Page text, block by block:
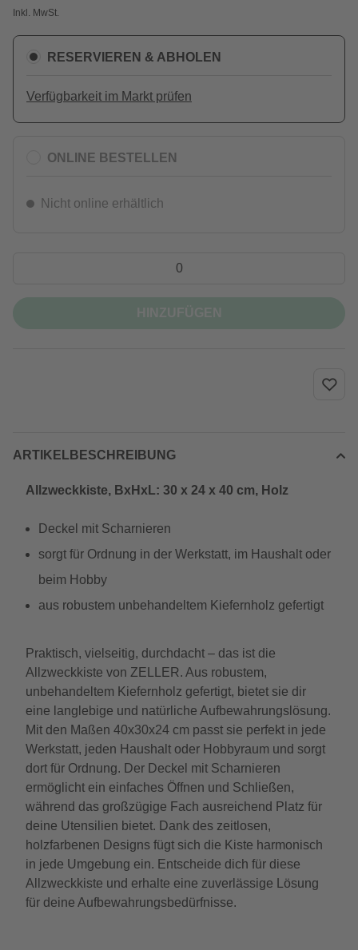
Inkl. MwSt.
RESERVIEREN & ABHOLEN
Verfügbarkeit im Markt prüfen
ONLINE BESTELLEN
Nicht online erhältlich
ARTIKELBESCHREIBUNG
Allzweckkiste, BxHxL: 30 x 24 x 40 cm, Holz
Deckel mit Scharnieren
sorgt für Ordnung in der Werkstatt, im Haushalt oder
beim Hobby
aus robustem unbehandeltem Kiefernholz gefertigt
Praktisch, vielseitig, durchdacht – das ist die
Allzweckkiste von ZELLER. Aus robustem,
unbehandeltem Kiefernholz gefertigt, bietet sie dir
eine langlebige und natürliche Aufbewahrungslösung.
Mit den Maßen 40x30x24 cm passt sie perfekt in jede
Werkstatt, jeden Haushalt oder Hobbyraum und sorgt
dort für Ordnung. Der Deckel mit Scharnieren
ermöglicht ein einfaches Öffnen und Schließen,
während das großzügige Fach ausreichend Platz für
deine Utensilien bietet. Dank des zeitlosen,
holzfarbenen Designs fügt sich die Kiste harmonisch
in jede Umgebung ein. Entscheide dich für diese
Allzweckkiste und erhalte eine zuverlässige Lösung
für deine Aufbewahrungsbedürfnisse.